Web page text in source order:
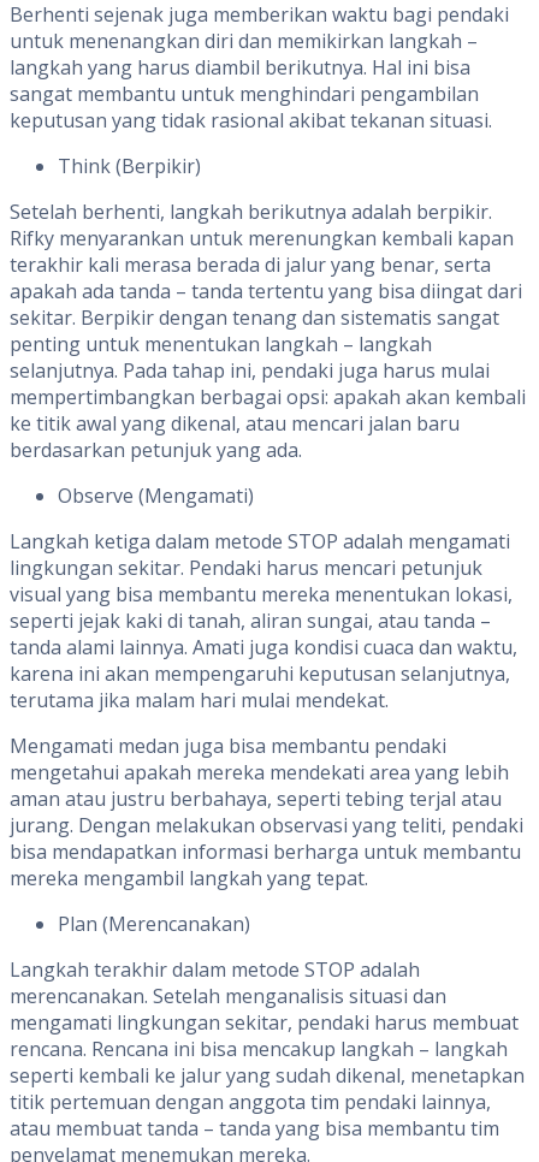
Berhenti sejenak juga memberikan waktu bagi pendaki
untuk menenangkan diri dan memikirkan langkah –
langkah yang harus diambil berikutnya. Hal ini bisa
sangat membantu untuk menghindari pengambilan
keputusan yang tidak rasional akibat tekanan situasi.
Think (Berpikir)
Setelah berhenti, langkah berikutnya adalah berpikir.
Rifky menyarankan untuk merenungkan kembali kapan
terakhir kali merasa berada di jalur yang benar, serta
apakah ada tanda – tanda tertentu yang bisa diingat dari
sekitar. Berpikir dengan tenang dan sistematis sangat
penting untuk menentukan langkah – langkah
selanjutnya. Pada tahap ini, pendaki juga harus mulai
mempertimbangkan berbagai opsi: apakah akan kembali
ke titik awal yang dikenal, atau mencari jalan baru
berdasarkan petunjuk yang ada.
Observe (Mengamati)
Langkah ketiga dalam metode STOP adalah mengamati
lingkungan sekitar. Pendaki harus mencari petunjuk
visual yang bisa membantu mereka menentukan lokasi,
seperti jejak kaki di tanah, aliran sungai, atau tanda –
tanda alami lainnya. Amati juga kondisi cuaca dan waktu,
karena ini akan mempengaruhi keputusan selanjutnya,
terutama jika malam hari mulai mendekat.
Mengamati medan juga bisa membantu pendaki
mengetahui apakah mereka mendekati area yang lebih
aman atau justru berbahaya, seperti tebing terjal atau
jurang. Dengan melakukan observasi yang teliti, pendaki
bisa mendapatkan informasi berharga untuk membantu
mereka mengambil langkah yang tepat.
Plan (Merencanakan)
Langkah terakhir dalam metode STOP adalah
merencanakan. Setelah menganalisis situasi dan
mengamati lingkungan sekitar, pendaki harus membuat
rencana. Rencana ini bisa mencakup langkah – langkah
seperti kembali ke jalur yang sudah dikenal, menetapkan
titik pertemuan dengan anggota tim pendaki lainnya,
atau membuat tanda – tanda yang bisa membantu tim
penyelamat menemukan mereka.